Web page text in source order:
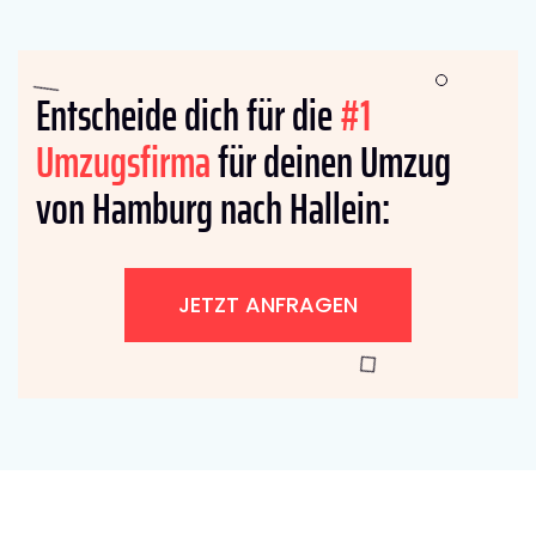
Entscheide dich für die#1
Umzugsfirmafür deinen Umzug
von Hamburg nach Hallein:
JETZT ANFRAGEN